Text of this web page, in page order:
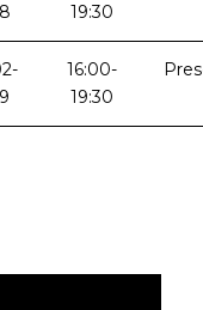
19:30
16:00-
19:30